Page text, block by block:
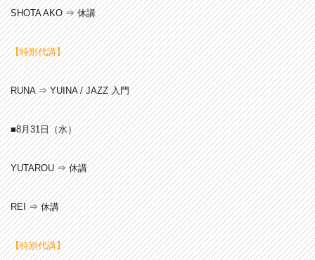
SHOTA AKO ⇒ 休講
【特別代講】
RUNA ⇒ YUINA / JAZZ 入門
■8月31日（水）
YUTAROU ⇒ 休講
REI ⇒ 休講
【特別代講】